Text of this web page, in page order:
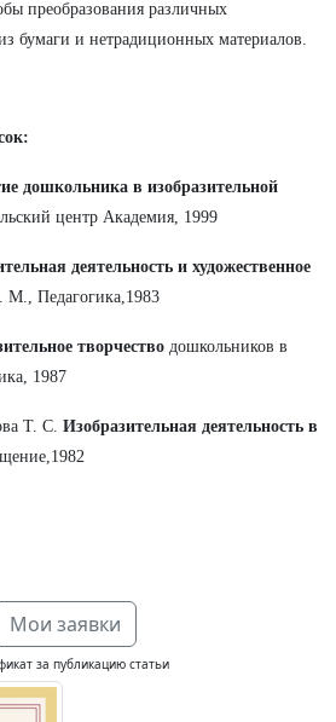
преобразования различных
бумаги и нетрадиционных материалов.
дошкольника в изобразительной
центр Академия, 1999
деятельность и художественное
. М., Педагогика,1983
творчество дошкольников в
1987
Т. С. Изобразительная деятельность в
Мои заявки
за публикацию статьи